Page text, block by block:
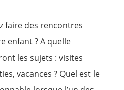
faire des rencontres
enfant ? A quelle
les sujets : visites
vacances ? Quel est le